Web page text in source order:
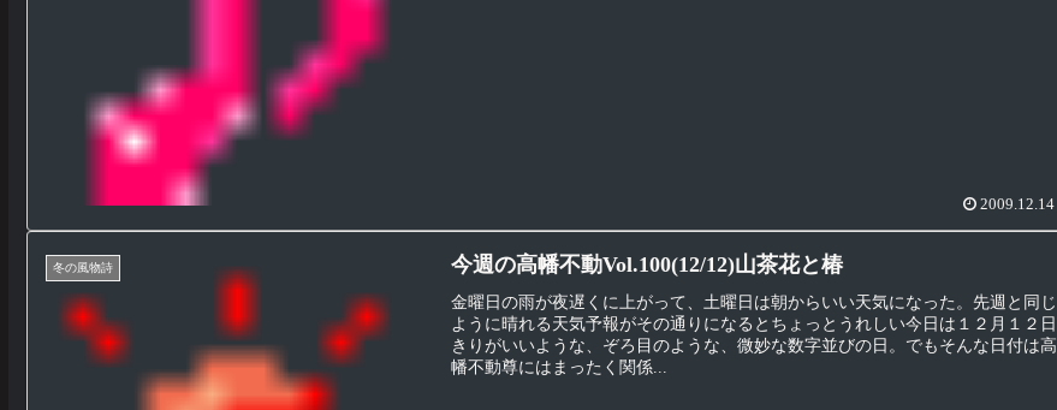
2009.12.14
冬の風物詩 今週の高幡不動Vol.100(12/12)山茶花と椿
金曜日の雨が夜遅くに上がって、土曜日は朝からいい天気になった。先週と同じ
ように晴れる天気予報がその通りになるとちょっとうれしい今日は１２月１２日
きりがいいような、ぞろ目のような、微妙な数字並びの日。でもそんな日付は高
幡不動尊にはまったく関係...